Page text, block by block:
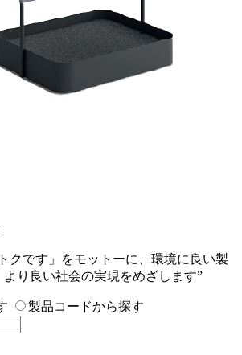
クです」をモットーに、環境に良い製
り良い社会の実現をめざします”
製品コードから探す